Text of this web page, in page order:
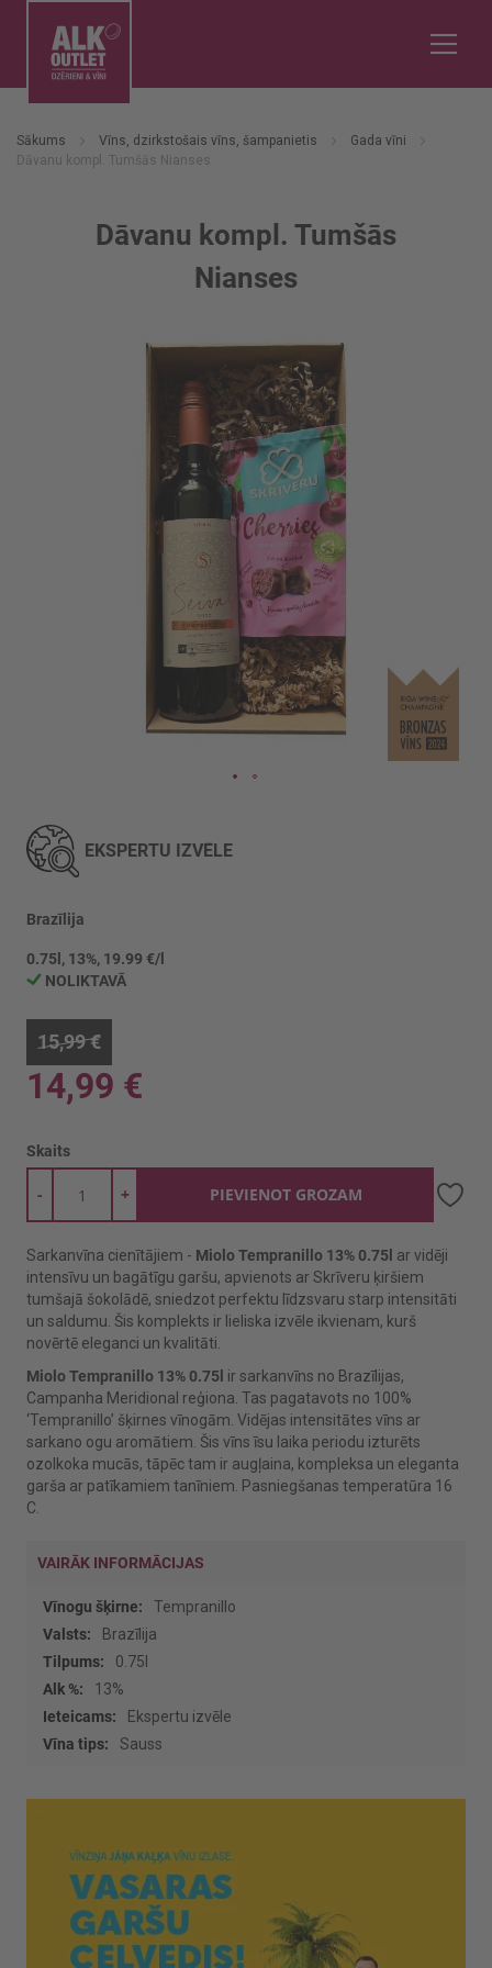
Sākums Vīns, dzirkstošais vīns, šampanietis
Gada vīni
Dāvanu kompl. Tumšās Nianses
Dāvanu kompl. Tumšās
Nianses
uz
galerijas
sākumu
EKSPERTU IZVĒLE
Brazīlija
0.75l, 13%, 19.99 €/l
NOLIKTAVĀ
15,99 €
14,99 €
Skaits
+
- PIEVIENOT GROZAM
Sarkanvīna cienītājiem - Miolo Tempranillo 13% 0.75l ar vidēji
intensīvu un bagātīgu garšu, apvienots ar Skrīveru ķiršiem
tumšajā šokolādē, sniedzot perfektu līdzsvaru starp intensitāti
un saldumu. Šis komplekts ir lieliska izvēle ikvienam, kurš
novērtē eleganci un kvalitāti.
Miolo Tempranillo 13% 0.75l ir sarkanvīns no Brazīlijas,
Campanha Meridional reģiona. Tas pagatavots no 100%
‘Tempranillo’ šķirnes vīnogām. Vidējas intensitātes vīns ar
sarkano ogu aromātiem. Šis vīns īsu laika periodu izturēts
ozolkoka mucās, tāpēc tam ir augļaina, kompleksa un eleganta
garša ar patīkamiem tanīniem. Pasniegšanas temperatūra 16
C.
VAIRĀK INFORMĀCIJAS
Vairāk
informācijas
Tempranillo
Brazīlija
0.75l
13%
Ekspertu izvēle
Sauss